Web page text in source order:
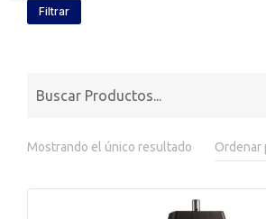
Filtrar
Mostrando el único resultado